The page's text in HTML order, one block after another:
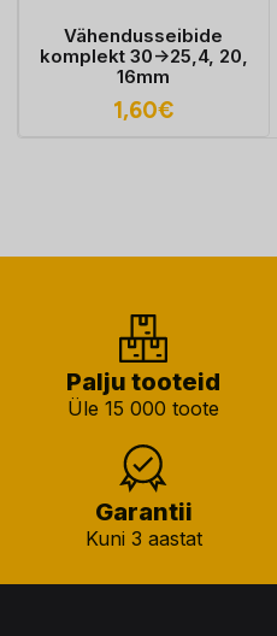
Vähendusseibide
komplekt 30->25,4, 20,
16mm
1,60€
Palju tooteid
Üle 15 000 toote
Garantii
Kuni 3 aastat